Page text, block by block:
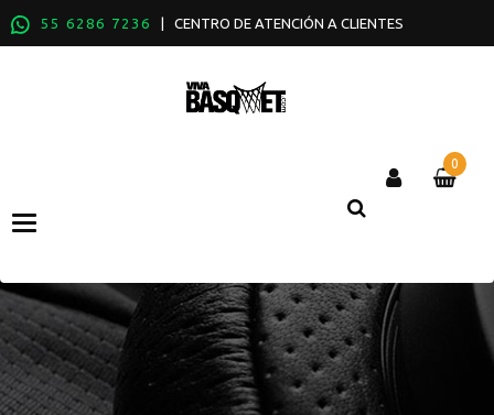
55 6286 7236 | CENTRO DE ATENCIÓN A CLIENTES
Categories
0